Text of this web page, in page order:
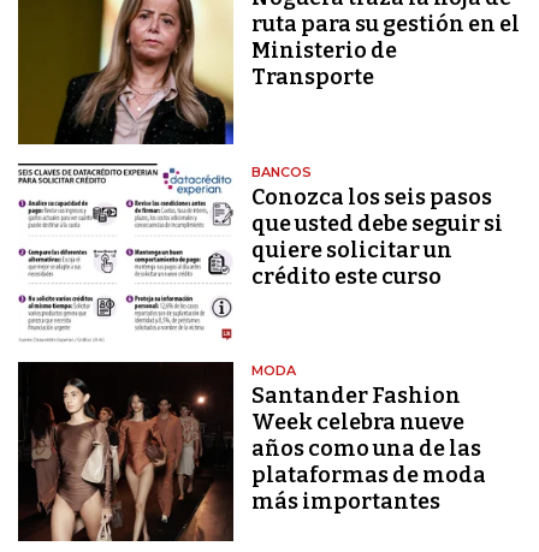
ruta para su gestión en el
Ministerio de
Transporte
BANCOS
Conozca los seis pasos
que usted debe seguir si
quiere solicitar un
crédito este curso
MODA
Santander Fashion
Week celebra nueve
años como una de las
plataformas de moda
más importantes